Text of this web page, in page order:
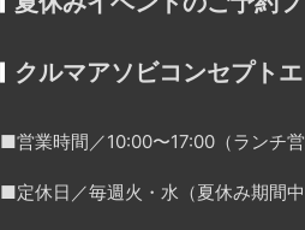
クルマアソビコンセプト
■営業時間／10:00〜17:00（ランチ
■定休日／毎週火・水（夏休み期間中